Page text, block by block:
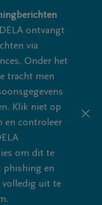
DELA ontvangt
via
Onder het
tracht men
Klik niet op
en controleer
om dit te
phishing en
volledig uit te